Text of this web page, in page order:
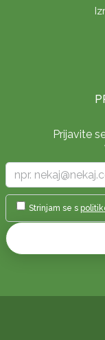
Prijavite
Strinjam se s